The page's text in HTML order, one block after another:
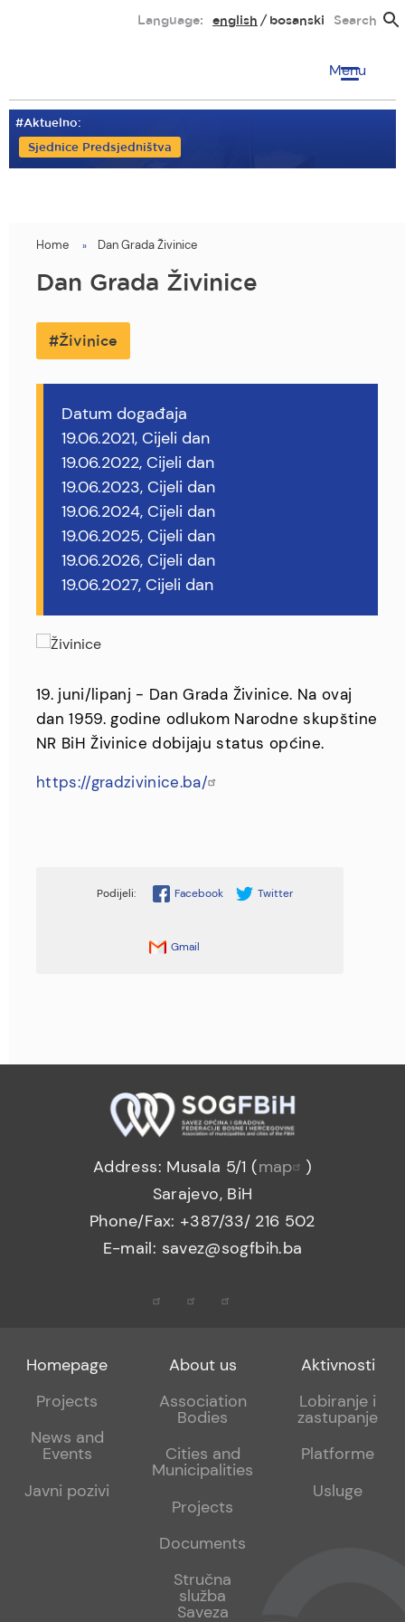
Language: english bosanski Search
Menu
#Aktuelno:
Sjednice Predsjedništva
You
are
Home Dan Grada Živinice
Dan Grada Živinice
Živinice
Datum događaja
19.06.2021, Cijeli dan
19.06.2022, Cijeli dan
19.06.2023, Cijeli dan
19.06.2024, Cijeli dan
19.06.2025, Cijeli dan
19.06.2026, Cijeli dan
19.06.2027, Cijeli dan
19. juni/lipanj - Dan Grada Živinice. Na ovaj
dan 1959. godine odlukom Narodne skupštine
NR BiH Živinice dobijaju status općine.
https://gradzivinice.ba/
Facebook Twitter
Gmail
Address: Musala 5/1 (map
)
Sarajevo, BiH
Phone/Fax: +387/33/ 216 502
E-mail: savez@sogfbih.ba
Footer
menu
Homepage
Projects
News and
Events
Javni pozivi
Footer
sub
About us
Association
Bodies
Cities and
Municipalities
Projects
Documents
Stručna
služba
Saveza
Footer
sub
Aktivnosti
Lobiranje i
zastupanje
Platforme
Usluge